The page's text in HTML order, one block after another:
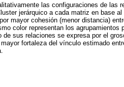
las configuraciones de las
jerárquico a cada matriz en base
mayor cohesión (menor distancia)
color representan los
sus relaciones se expresa por el
fortaleza del vínculo estimado